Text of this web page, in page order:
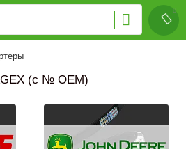
(с № OEM)